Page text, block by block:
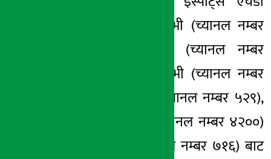
च्यानल क्लियर टिभी (च्यानल नम्बर
५४३), सीम टिभी (च्यानल नम्बर
१०५/९९१), मेरो टिभी (च्यानल नम्बर
९००), नेट टिभी (च्यानल नम्बर ५२९),
डिओइएन टिभी (च्यानल नम्बर ४२००)
र प्रभु टिभी (च्यानल नम्बर ७१६) बाट